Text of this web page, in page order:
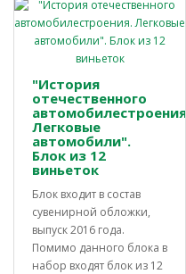
"История
отечественного
автомобилестроения.
Легковые
автомобили".
Блок из 12
виньеток
Блок входит в состав
сувенирной обложки,
выпуск 2016 года.
Помимо данного блока в
набор входят блок из 12